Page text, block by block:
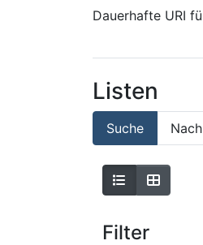
Dauerhafte URI
Listen
Suche
Filter